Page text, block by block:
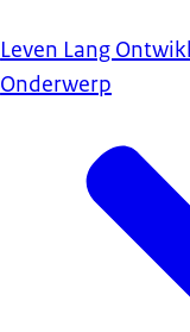
Leven Lang
Onderwerp